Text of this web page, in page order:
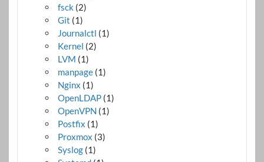
fsck (2)
Git (1)
Journalctl (1)
Kernel (2)
LVM (1)
manpage (1)
Nginx (1)
OpenLDAP (1)
OpenVPN (1)
Postfix (1)
Proxmox (3)
Syslog (1)